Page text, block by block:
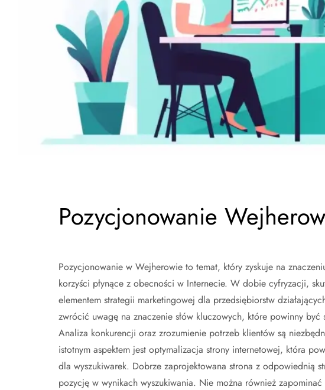
Pozycjonowanie
Pozycjonowanie w Wejherowie to temat, który zyskuje na
korzyści płynące z obecności w Internecie. W dobie cyfryzacji,
elementem strategii marketingowej dla przedsiębiorstw
zwrócić uwagę na znaczenie słów kluczowych, które powinny
Analiza konkurencji oraz zrozumienie potrzeb klientów są
istotnym aspektem jest optymalizacja strony internetowej, która
dla wyszukiwarek. Dobrze zaprojektowana strona z odpowiednią
pozycję w wynikach wyszukiwania. Nie można również